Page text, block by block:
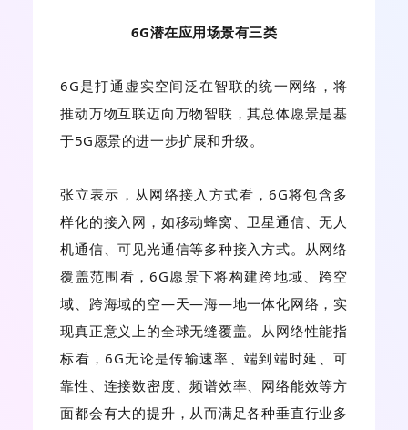
6G潜在应用场景有三类
6G是打通虚实空间泛在智联的统一网络，将
推动万物互联迈向万物智联，其总体愿景是基
于5G愿景的进一步扩展和升级。
张立表示，从网络接入方式看，6G将包含多
样化的接入网，如移动蜂窝、卫星通信、无人
机通信、可见光通信等多种接入方式。从网络
覆盖范围看，6G愿景下将构建跨地域、跨空
域、跨海域的空—天—海—地一体化网络，实
现真正意义上的全球无缝覆盖。从网络性能指
标看，6G无论是传输速率、端到端时延、可
靠性、连接数密度、频谱效率、网络能效等方
面都会有大的提升，从而满足各种垂直行业多